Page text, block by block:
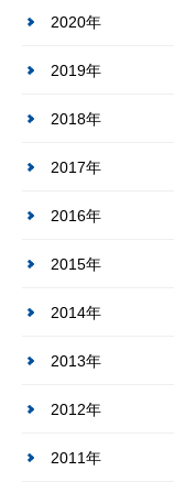
2020年
2019年
2018年
2017年
2016年
2015年
2014年
2013年
2012年
2011年